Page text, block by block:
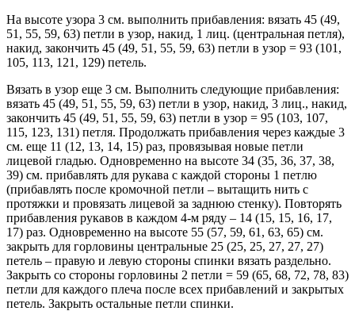
На высоте узора 3 см. выполнить прибавления: вязать 45 (49,
51, 55, 59, 63) петли в узор, накид, 1 лиц. (центральная петля),
накид, закончить 45 (49, 51, 55, 59, 63) петли в узор = 93 (101,
105, 113, 121, 129) петель.
Вязать в узор еще 3 см. Выполнить следующие прибавления:
вязать 45 (49, 51, 55, 59, 63) петли в узор, накид, 3 лиц., накид,
закончить 45 (49, 51, 55, 59, 63) петли в узор = 95 (103, 107,
115, 123, 131) петля. Продолжать прибавления через каждые 3
см. еще 11 (12, 13, 14, 15) раз, провязывая новые петли
лицевой гладью. Одновременно на высоте 34 (35, 36, 37, 38,
39) см. прибавлять для рукава с каждой стороны 1 петлю
(прибавлять после кромочной петли – вытащить нить с
протяжки и провязать лицевой за заднюю стенку). Повторять
прибавления рукавов в каждом 4-м ряду – 14 (15, 15, 16, 17,
17) раз. Одновременно на высоте 55 (57, 59, 61, 63, 65) см.
закрыть для горловины центральные 25 (25, 25, 27, 27, 27)
петель – правую и левую стороны спинки вязать раздельно.
Закрыть со стороны горловины 2 петли = 59 (65, 68, 72, 78, 83)
петли для каждого плеча после всех прибавлений и закрытых
петель. Закрыть остальные петли спинки.